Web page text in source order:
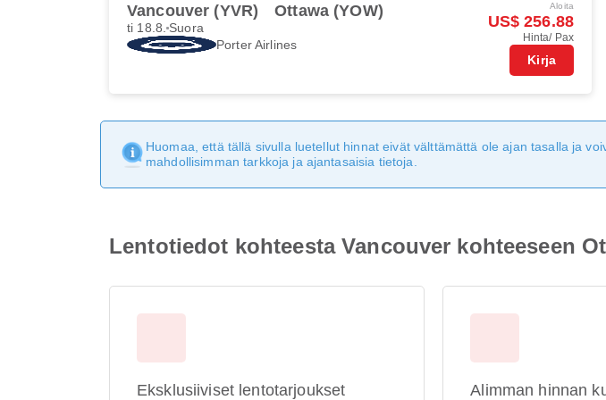
Vancouver (YVR) Ottawa (YOW)
ti 18.8. Suora
Porter Airlines
Aloita
US$ 256.88
Hinta/ Pax
Kirja
Huomaa, että tällä sivulla luetellut hinnat eivät välttämättä ole ajan tasalla ja
mahdollisimman tarkkoja ja ajantasaisia tietoja.
Lentotiedot kohteesta Vancouver kohteeseen
Eksklusiiviset lentotarjoukset Alimman hinnan